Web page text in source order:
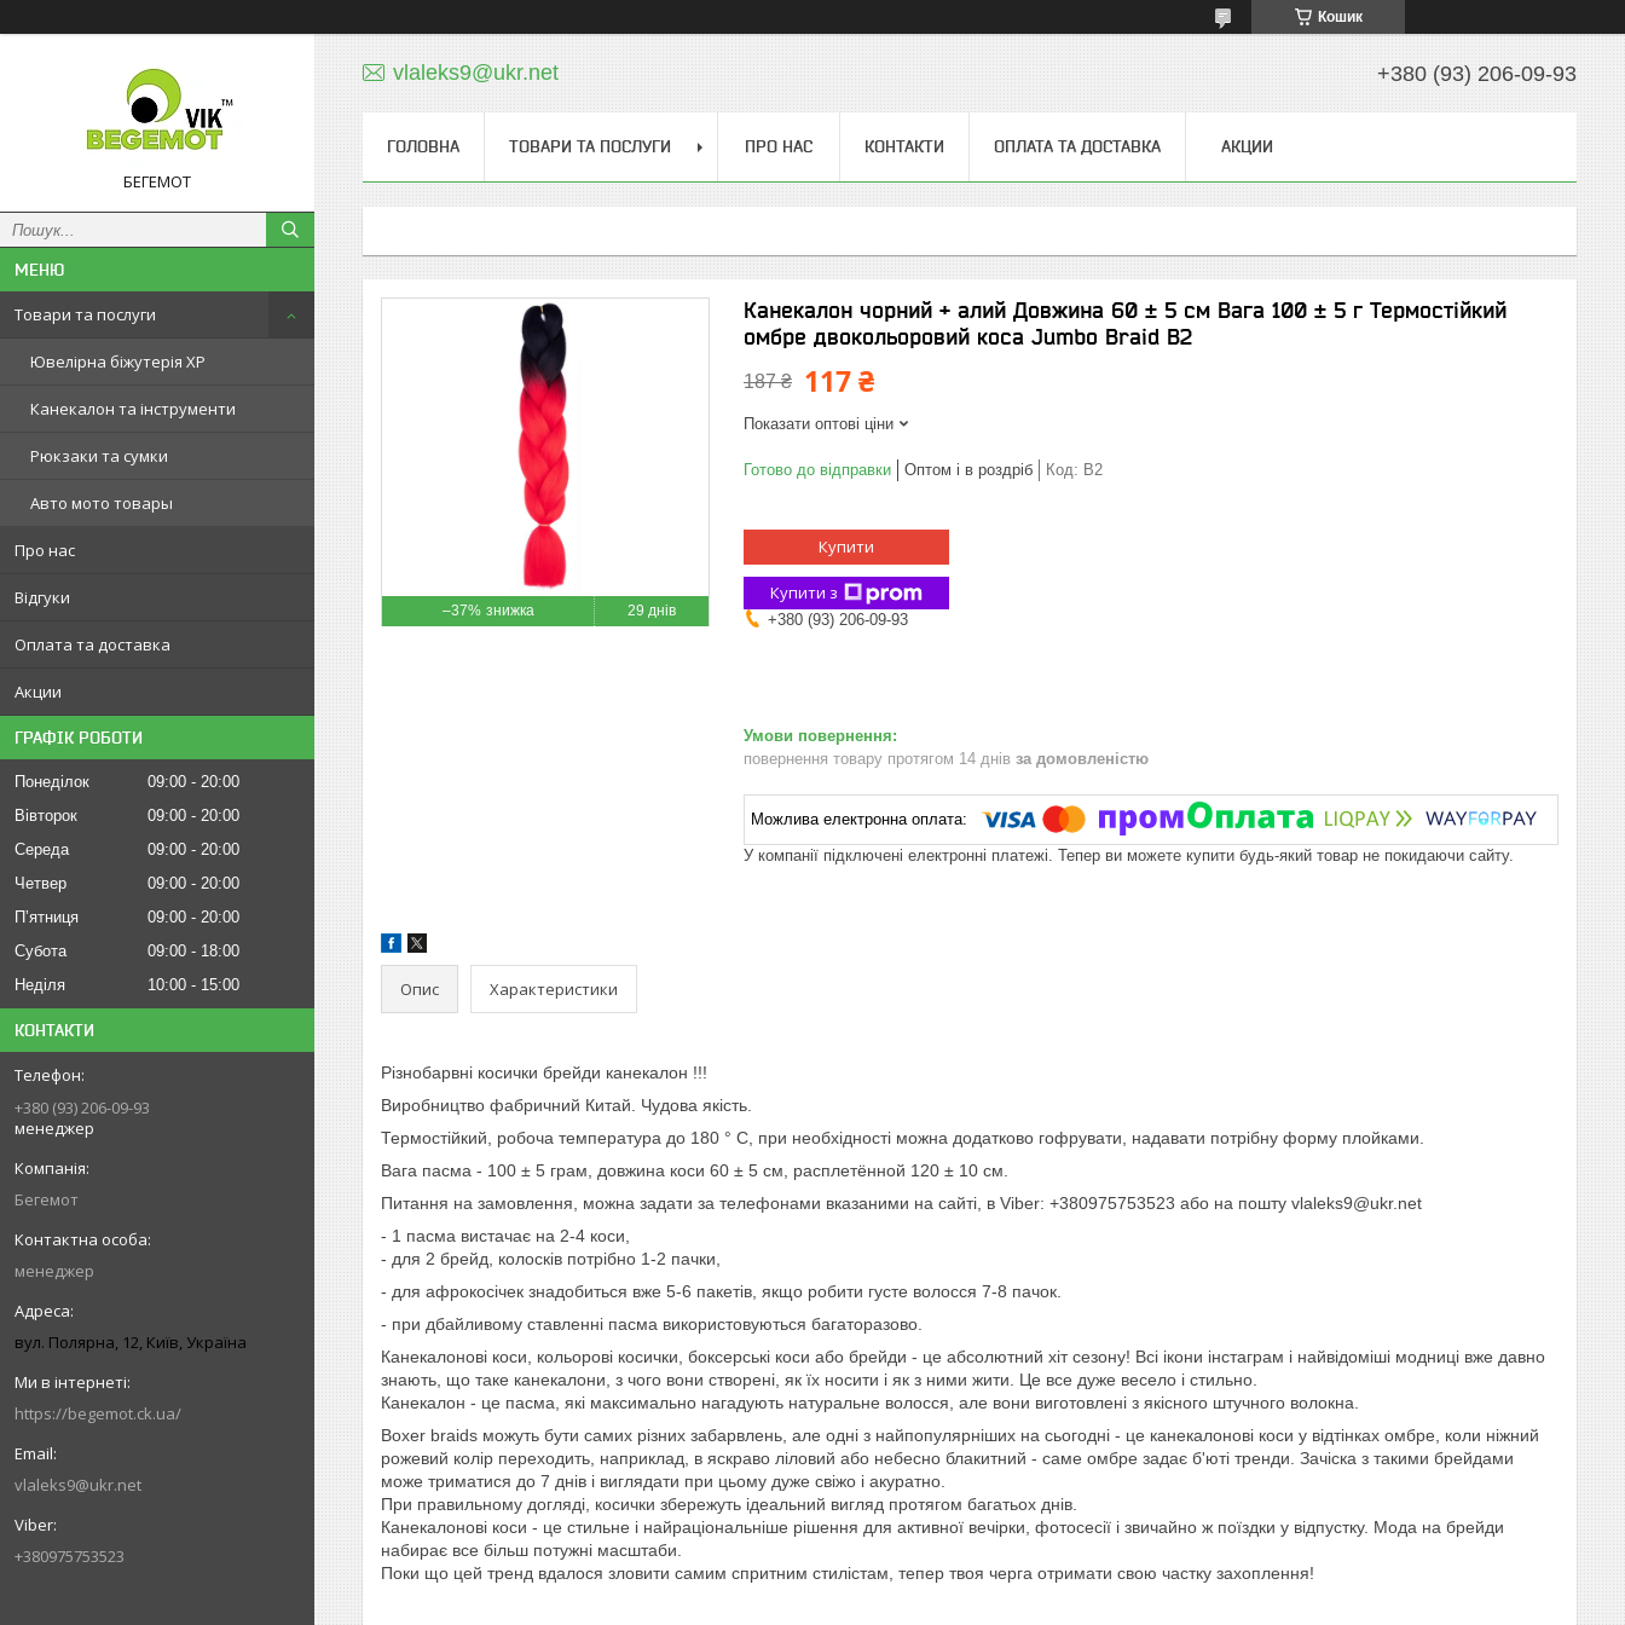
Кошик
БЕГЕМОТ
Товари та послуги
Ювелірна біжутерія XP
Канекалон та інструменти
Рюкзаки та сумки
Авто мото товары
Про нас
Відгуки
Оплата та доставка
Акции
ГРАФІК РОБОТИ
Понеділок 09:00
20:00
Вівторок
09:00
20:00
Середа
09:00
20:00
Четвер
09:00
20:00
Пʼятниця
09:00
20:00
Субота
09:00
18:00
Неділя
10:00 15:00
КОНТАКТИ
+380 (93) 206-09-93
менеджер
Бегемот
менеджер
вул. Полярна, 12, Київ, Україна
https://begemot.ck.ua/
vlaleks9@ukr.net
+380975753523
vlaleks9@ukr.net +380 (93) 206-09-93
ГОЛОВНА ТОВАРИ ТА ПОСЛУГИ ПРО НАС КОНТАКТИ ОПЛАТА ТА ДОСТАВКА АКЦИИ
–37% 29 днів
Канекалон чорний + алий Довжина 60 ± 5 см Вага 100 ± 5 г Термостійкий
омбре двокольоровий коса Jumbo Braid В2
187 ₴ 117 ₴
Показати оптові ціни
Готово до відправки Оптом і в роздріб Код: В2
Купити
Купити з
+380 (93) 206-09-93
повернення товару протягом 14 днів за домовленістю
У компанії підключені електронні платежі. Тепер ви можете купити будь-який товар не покидаючи сайту.
Опис Характеристики
Різнобарвні косички брейди канекалон !!!
Виробництво фабричний Китай. Чудова якість.
Термостійкий, робоча температура до 180 ° С, при необхідності можна додатково гофрувати, надавати потрібну форму плойками.
Вага пасма - 100 ± 5 грам, довжина коси 60 ± 5 см, расплетённой 120 ± 10 см.
Питання на замовлення, можна задати за телефонами вказаними на сайті, в Viber: +380975753523 або на пошту vlaleks9@ukr.net
- 1 пасма вистачає на 2-4 коси,
- для 2 брейд, колосків потрібно 1-2 пачки,
- для афрокосічек знадобиться вже 5-6 пакетів, якщо робити густе волосся 7-8 пачок.
- при дбайливому ставленні пасма використовуються багаторазово.
Канекалонові коси, кольорові косички, боксерські коси або брейди - це абсолютний хіт сезону! Всі ікони інстаграм і найвідоміші модниці вже давно
знають, що таке канекалони, з чого вони створені, як їх носити і як з ними жити. Це все дуже весело і стильно.
Канекалон - це пасма, які максимально нагадують натуральне волосся, але вони виготовлені з якісного штучного волокна.
Boxer braids можуть бути самих різних забарвлень, але одні з найпопулярніших на сьогодні - це канекалонові коси у відтінках омбре, коли ніжний
рожевий колір переходить, наприклад, в яскраво ліловий або небесно блакитний - саме омбре задає б'юті тренди. Зачіска з такими брейдами
може триматися до 7 днів і виглядати при цьому дуже свіжо і акуратно.
При правильному догляді, косички збережуть ідеальний вигляд протягом багатьох днів.
Канекалонові коси - це стильне і найраціональніше рішення для активної вечірки, фотосесії і звичайно ж поїздки у відпустку. Мода на брейди
набирає все більш потужні масштаби.
Поки що цей тренд вдалося зловити самим спритним стилістам, тепер твоя черга отримати свою частку захоплення!